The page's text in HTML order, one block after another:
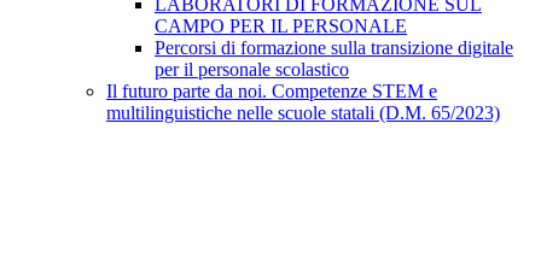
LABORATORI DI FORMAZIONE SUL
CAMPO PER IL PERSONALE
Percorsi di formazione sulla transizione digitale
per il personale scolastico
Il futuro parte da noi. Competenze STEM e
multilinguistiche nelle scuole statali (D.M. 65/2023)